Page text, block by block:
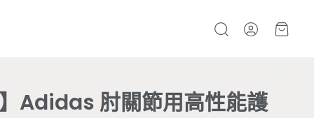
搜
帳號 購物
】Adidas 肘關節用高性能護